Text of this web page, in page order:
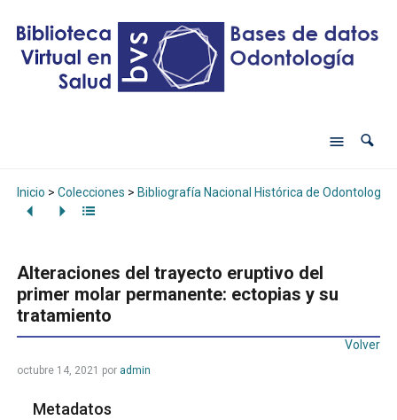
Inicio > Colecciones > Bibliografía Nacional Histórica de Odontología
Alteraciones del trayecto eruptivo del
primer molar permanente: ectopias y su
tratamiento
Volver
octubre 14, 2021 por admin
Metadatos